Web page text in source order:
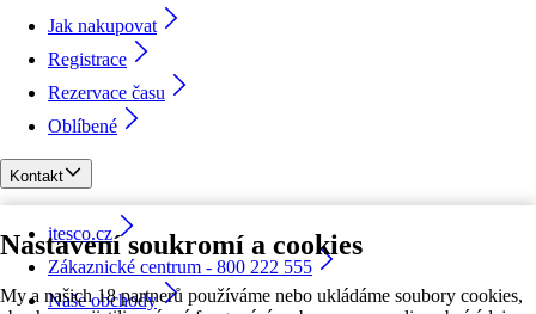
Nastavení soukromí a cookies
My a našich 18 partnerů používáme nebo ukládáme soubory cookies,
Jak nakupovat
Registrace
Rezervace času
Oblíbené
Kontakt
itesco.cz
Zákaznické centrum - 800 222 555
Naše obchody